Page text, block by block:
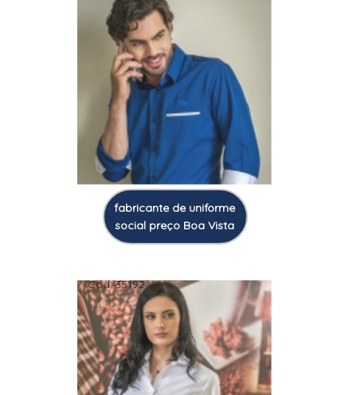
fabricante de uniforme
social preço Boa Vista
Cod.:35192